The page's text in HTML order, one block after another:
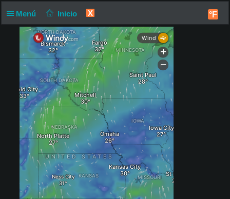
Menú Inicio X °F